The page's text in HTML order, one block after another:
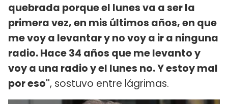
quebrada porque el lunes va a ser la
primera vez, en mis últimos años, en que
me voy a levantar y no voy a ir a ninguna
radio. Hace 34 años que me levanto y
voy a una radio y el lunes no. Y estoy mal
por eso", sostuvo entre lágrimas.